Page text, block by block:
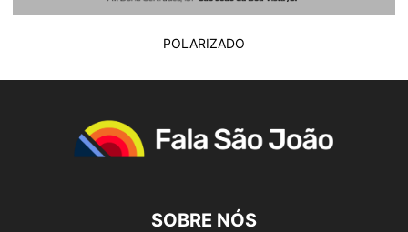
POLARIZADO
SOBRE NÓS